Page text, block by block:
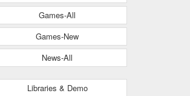
Games-All
Games-New
News-All
Libraries & Demo